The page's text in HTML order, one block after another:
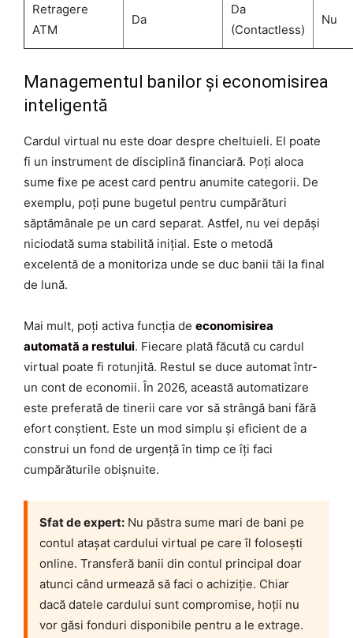
Retragere
ATM
Da
Da
(Contactless)
Nu
Managementul banilor și economisirea
inteligentă
Cardul virtual nu este doar despre cheltuieli. El poate
fi un instrument de disciplină financiară. Poți aloca
sume fixe pe acest card pentru anumite categorii. De
exemplu, poți pune bugetul pentru cumpărături
săptămânale pe un card separat. Astfel, nu vei depăși
niciodată suma stabilită inițial. Este o metodă
excelentă de a monitoriza unde se duc banii tăi la final
de lună.
Mai mult, poți activa funcția de economisirea
automată a restului. Fiecare plată făcută cu cardul
virtual poate fi rotunjită. Restul se duce automat într-
un cont de economii. În 2026, această automatizare
este preferată de tinerii care vor să strângă bani fără
efort conștient. Este un mod simplu și eficient de a
construi un fond de urgență în timp ce îți faci
cumpărăturile obișnuite.
Sfat de expert: Nu păstra sume mari de bani pe
contul atașat cardului virtual pe care îl folosești
online. Transferă banii din contul principal doar
atunci când urmează să faci o achiziție. Chiar
dacă datele cardului sunt compromise, hoții nu
vor găsi fonduri disponibile pentru a le extrage.